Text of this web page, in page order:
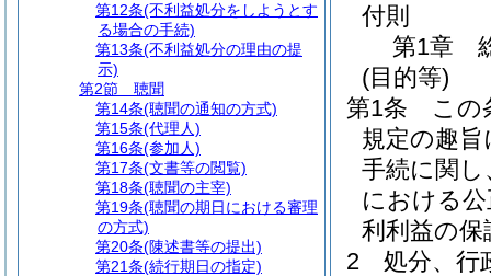
付則
第1章
(目的等)
第1条
この
規定の趣
手続に関
における
利利益の
2
処分、行
第12条(不利益処分をしようとす
る場合の手続)
第13条(不利益処分の理由の提
示)
第2節
聴聞
第14条(聴聞の通知の方式)
第15条(代理人)
第16条(参加人)
第17条(文書等の閲覧)
第18条(聴聞の主宰)
第19条(聴聞の期日における審理
の方式)
第20条(陳述書等の提出)
第21条(続行期日の指定)